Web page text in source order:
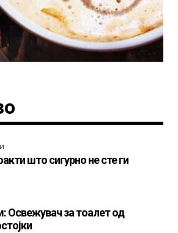
што сигурно не сте ги
Освежувач за тоалет од